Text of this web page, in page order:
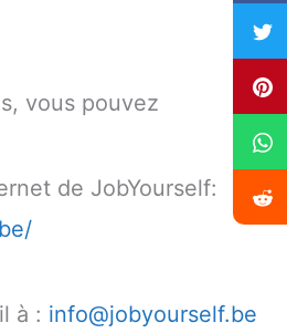
vous pouvez
de JobYourself:
à : info@jobyourself.be